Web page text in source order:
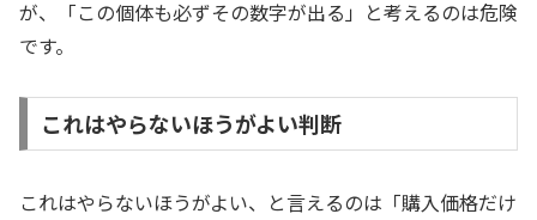
が、「この個体も必ずその数字が出る」と考えるのは危険
です。
これはやらないほうがよい判断
これはやらないほうがよい、と言えるのは「購入価格だけ